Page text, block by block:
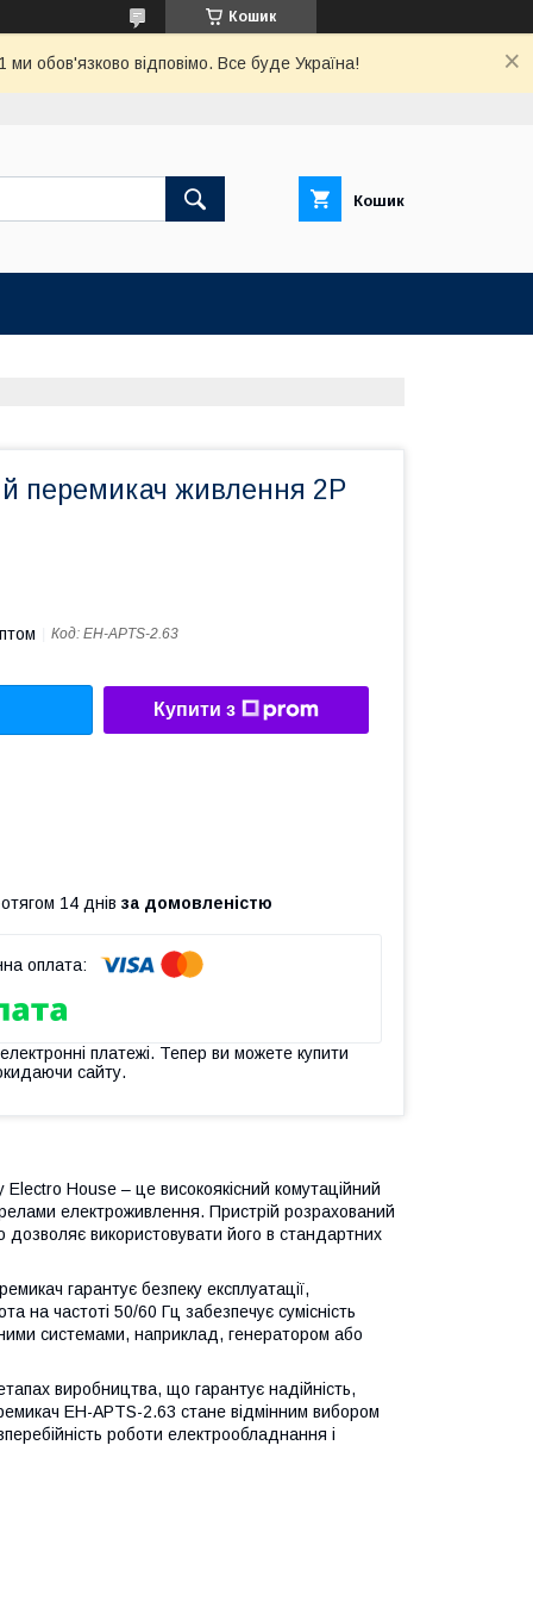
Кошик
обов'язково відповімо. Все буде Україна!
Кошик
перемикач живлення 2P
Код: EH-APTS-2.63
Купити з
14 днів за домовленістю
платежі. Тепер ви можете купити
сайту.
House – це високоякісний комутаційний
електроживлення. Пристрій розрахований
використовувати його в стандартних
гарантує безпеку експлуатації,
на частоті 50/60 Гц забезпечує сумісність
системами, наприклад, генератором або
виробництва, що гарантує надійність,
EH-APTS-2.63 стане відмінним вибором
роботи електрообладнання і